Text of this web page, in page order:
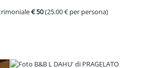
€ 50(25.00 € per persona)